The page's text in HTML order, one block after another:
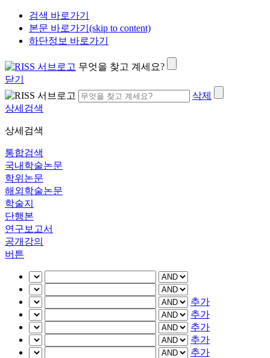
검색 바로가기
본문 바로가기(skip to content)
하단정보 바로가기
무엇을 찾고 계세요?
닫기
삭제
상세검색
상세검색
통합검색
국내학술논문
학위논문
해외학술논문
학술지
단행본
연구보고서
공개강의
버튼
추가
추가
추가
추가
추가